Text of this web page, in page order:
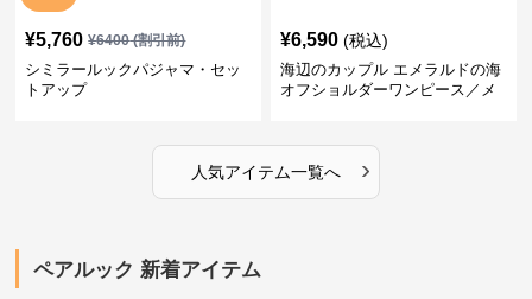
¥5,760 ¥6400(割引前)
シミラールックパジャマ・セッ
トアップ
¥6,590 (税込)
海辺のカップル エメラルドの海
オフショルダーワンピース／メ
人気アイテム一覧へ ›
ペアルック 新着アイテム